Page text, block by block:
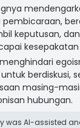
keputusan,
kesepakatan
berdiskusi,
masing-
hubungan.
was AI-assisted